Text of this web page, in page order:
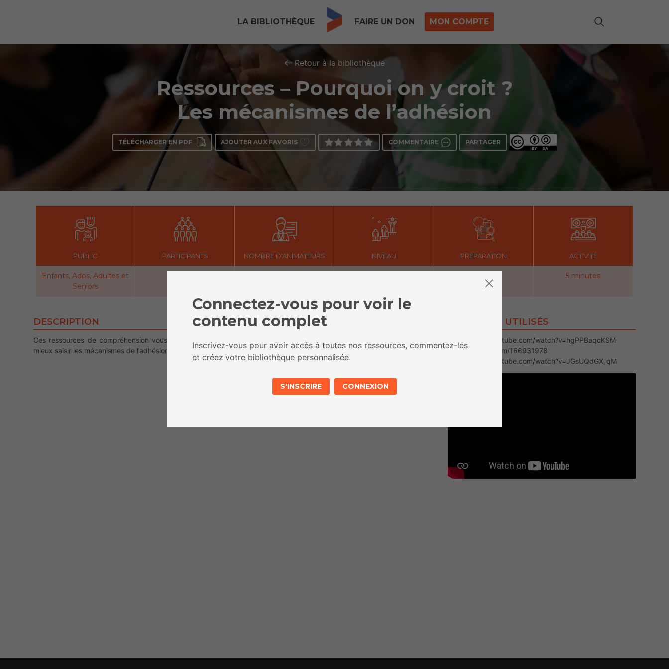
LA BIBLIOTHÈQUE FAIRE UN DON MON COMPTE
Retour à la bibliothèque
Ressources – Pourquoi on y croit ?
Les mécanismes de l’adhésion
TÉLÉCHARGER EN PDF AJOUTER AUX FAVORIS COMMENTAIRE PARTAGER
PUBLIC
Enfants, Ados, Adultes et
Seniors
PARTICIPANTS NOMBRE D'ANIMATEURS NIVEAU PRÉPARATION ACTIVITÉ
5 minutes
DESCRIPTION
Ces ressources de compréhension vous permettront de
mieux saisir les mécanismes de l’adhésion.
MATÉRIEL
Ressources en ligne : accessibles sur
ordinateurs/tablettes/smartphones.
CONTENUS UTILISÉS
https://www.youtube.com/watch?v=hgPPBaqcKSM
https://vimeo.com/166931978
https://www.youtube.com/watch?v=JGsUQdGX_qM
Connectez-vous pour voir le
contenu complet
Inscrivez-vous pour avoir accès à toutes nos ressources, commentez-les
et créez votre bibliothèque personnalisée.
S'INSCRIRE CONNEXION